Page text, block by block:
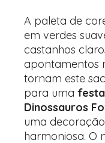
A paleta de
em verdes
castanhos
apontamentos
tornam este
para uma
Dinossauros
uma
harmoniosa. O